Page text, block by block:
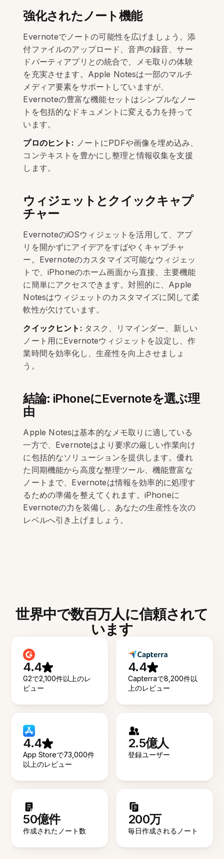
強化されたノート機能
Evernoteでノートの可能性を広げましょう。添
付ファイルのアップロード、音声の録音、サー
ドパーティアプリとの統合で、メモ取りの体験
を充実させます。Apple Notesは一部のマルチ
メディア要素をサポートしていますが、
Evernoteの豊富な機能セットはシンプルなノー
トを包括的なドキュメントに変える力を持って
います。
プロのヒント: ノートにPDFや画像を埋め込み、
コンテキストを豊かにし整理と情報収集を支援
します。
ウィジェットとクイックキャプ
チャー
EvernoteのiOSウィジェットを活用して、アプ
リを開かずにアイデアをすばやくキャプチャ
ー。Evernoteのカスタマイズ可能なウィジェッ
トで、iPhoneのホーム画面から直接、主要機能
に簡単にアクセスできます。対照的に、Apple
Notesはウィジェットのカスタマイズに関して柔
軟性が欠けています。
クイックヒント: タスク、リマインダー、新しい
ノート用にEvernoteウィジェットを設定し、作
業時間を効率化し、生産性を向上させましょ
う。
結論: iPhoneにEvernoteを選ぶ理
由
Apple Notesは基本的なメモ取りに適している
一方で、Evernoteはより要求の厳しい作業向け
に包括的なソリューションを提供します。優れ
た同期機能から高度な整理ツール、機能豊富な
ノートまで、Evernoteは情報を効率的に処理す
るための準備を整えてくれます。iPhoneに
Evernoteの力を装備し、あなたの生産性を次の
レベルへ引き上げましょう。
世界中で数百万人に信頼されて
います
4.4
G2で2,100件以上のレ
ビュー
4.4
Capterraで8,200件以
上のレビュー
4.4
App Storeで73,000件
以上のレビュー
2.5億人
登録ユーザー
50億件
作成されたノート数
200万
毎日作成されるノート